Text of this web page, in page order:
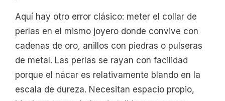
Aquí hay otro error clásico: meter el collar de
perlas en el mismo joyero donde convive con
cadenas de oro, anillos con piedras o pulseras
de metal. Las perlas se rayan con facilidad
porque el nácar es relativamente blando en la
escala de dureza. Necesitan espacio propio,